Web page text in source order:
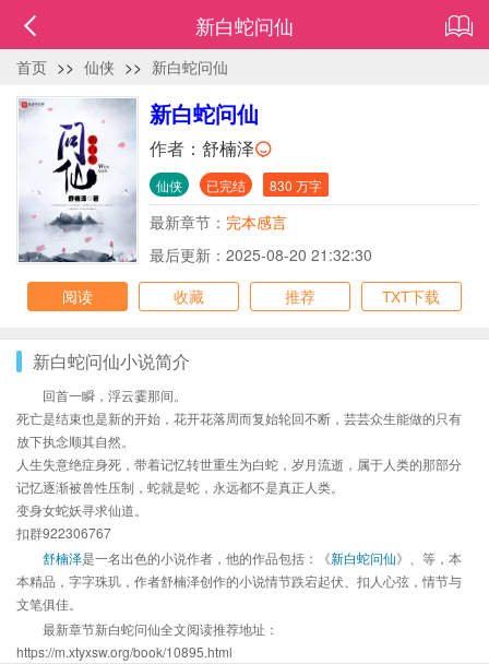
新白蛇问仙
首页 >> 仙侠 >> 新白蛇问仙
新白蛇问仙
作者： 舒楠泽
仙侠 已完结 830 万字
最新章节： 完本感言
最后更新：2025-08-20 21:32:30
阅读
收藏 推荐 TXT下载
新白蛇问仙小说简介
回首一瞬，浮云霎那间。
死亡是结束也是新的开始，花开花落周而复始轮回不断，芸芸众生能做的只有
放下执念顺其自然。
人生失意绝症身死，带着记忆转世重生为白蛇，岁月流逝，属于人类的那部分
记忆逐渐被兽性压制，蛇就是蛇，永远都不是真正人类。
变身女蛇妖寻求仙道。
扣群922306767
舒楠泽是一名出色的小说作者，他的作品包括：《新白蛇问仙》、等，本
本精品，字字珠玑，作者舒楠泽创作的小说情节跌宕起伏、扣人心弦，情节与
文笔俱佳。
最新章节新白蛇问仙全文阅读推荐地址：
https://m.xtyxsw.org/book/10895.html